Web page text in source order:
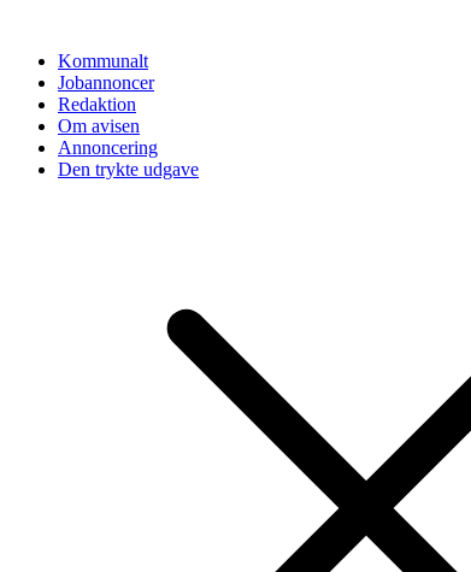
indholdKommunalt
Jobannoncer
Redaktion
Om avisen
Annoncering
Den trykte udgave